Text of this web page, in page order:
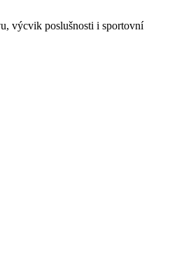
výcvik poslušnosti i sportovní